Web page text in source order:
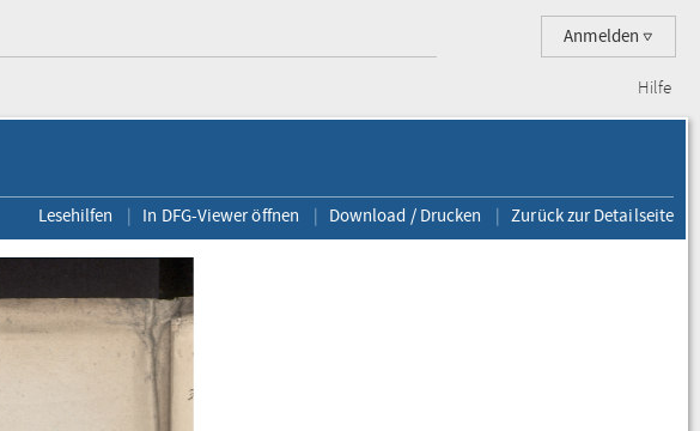
Anmelden
Hilfe
Lesehilfen In DFG-Viewer öffnen Download / Drucken Zurück zur Detailseite